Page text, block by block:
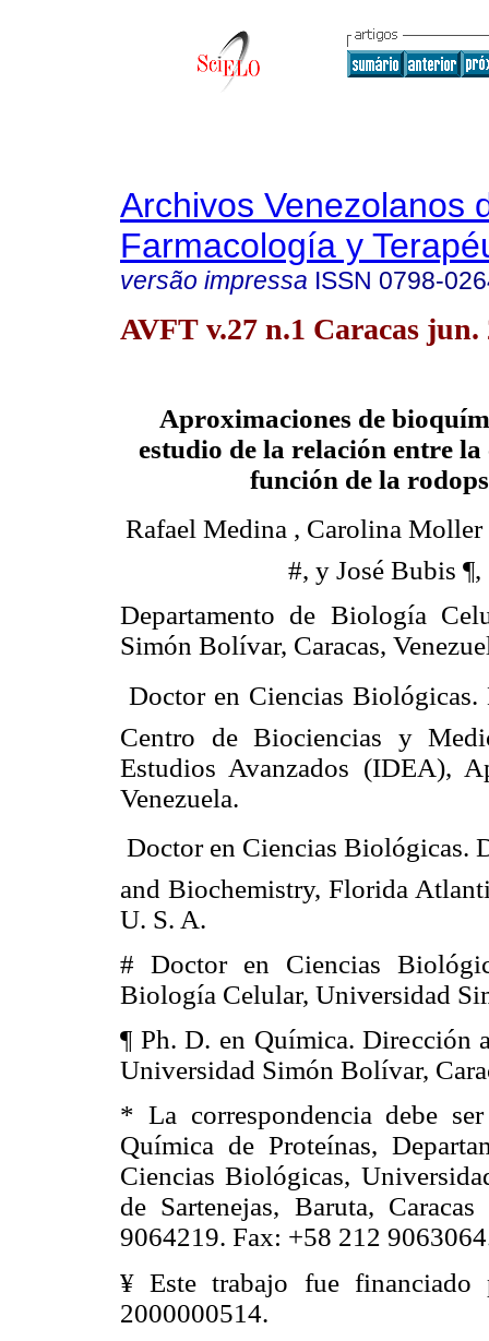
Archivos Venezolanos
Farmacología y
versão impressa ISSN 0798-
AVFT v.27 n.1 Caracas jun.
Aproximaciones de
estudio de la relación entre
función de la
Rafael Medina , Carolina Moller
#, y José Bubis
Departamento de Biología
Simón Bolívar, Caracas,
 Doctor en Ciencias
Centro de Biociencias y
Estudios Avanzados (IDEA),
Venezuela.
 Doctor en Ciencias
and Biochemistry, Florida
U. S. A.
# Doctor en Ciencias
Biología Celular, Universidad
¶ Ph. D. en Química. Dirección
Universidad Simón Bolívar,
* La correspondencia debe
Química de Proteínas,
Ciencias Biológicas,
de Sartenejas, Baruta,
9064219. Fax: +58 212
¥ Este trabajo fue
2000000514.